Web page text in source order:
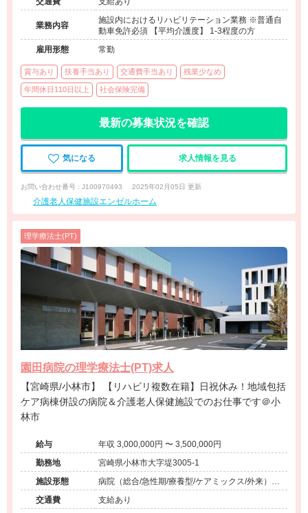
業務内容
施設内におけるリハビリテーション業務 ※普通自
動車免許必須 【平均介護度】 1-3程度の方
雇用形態
常勤
賞与あり 扶養手当あり 交通費手当あり 残業少なめ
年間休日110日以上 社会保険完備
最新の募集状況を確認
気になる 求人情報を見る
お問い合わせ番号 : J100970493 2025年02月05日 更新
介護老人保健施設エンゼルホーム
理学療法士(PT)
園田病院の理学療法士(PT)求人
【宮崎県/小林市】 【リハビリ複数在籍】日祝休み！地域包括
ケア病棟併設の病院＆介護老人保健施設でのお仕事です＠小
林市
給与
年収 3,000,000円 〜 3,500,000円
勤務地
宮崎県小林市大字堤3005-1
施設形態
病院（総合/急性期/療養型/ケアミックス/外来）、
介護保険関連施設（デイケア/介護老人保健施
設）、その他（その他）
交通費 支給あり